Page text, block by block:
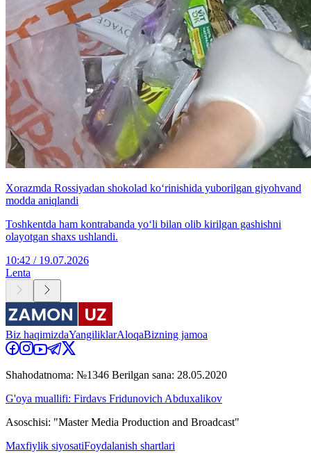
Xorazmda Rossiyadan shokolad ko‘rinishida yuborilgan giyohvand
modda aniqlandi
Toshkentda ham kontrabanda yo‘li bilan olib kirilgan gashishni
olayotgan shaxs ushlandi.
10:42 / 19.07.2026
Lenta
Biz haqimizdaYangiliklarAloqaBizning jamoa
Shahodatnoma: №1346 Berilgan sana: 28.05.2020
G'oya muallifi: Firdavs Fridunovich Abduxalikov
Asoschisi: "Master Media Production and Broadcast"
Maxfiylik siyosatiFoydalanish shartlari